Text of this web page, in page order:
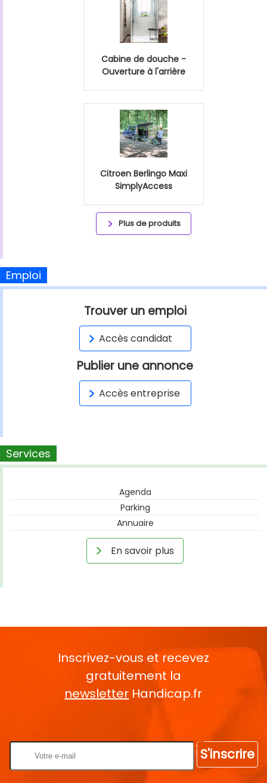
Cabine de douche -
Ouverture à l'arrière
Citroen Berlingo Maxi
SimplyAccess
Plus de produits
Emploi
Trouver un emploi
Accès candidat
Publier une annonce
Accès entreprise
Services
Agenda
Parking
Annuaire
En savoir plus
Inscrivez-vous et recevez
gratuitement la
newsletter Handicap.fr
S'inscrire